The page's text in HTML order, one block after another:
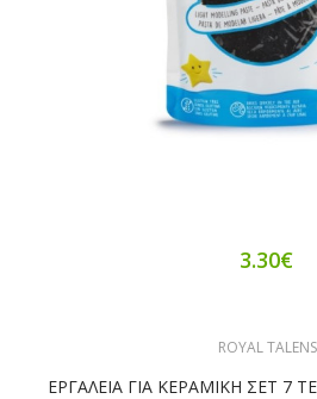
3.30€
ROYAL TALENS
ΕΡΓΑΛΕΙΑ ΓΙΑ ΚΕΡΑΜΙΚΗ ΣΕΤ 7